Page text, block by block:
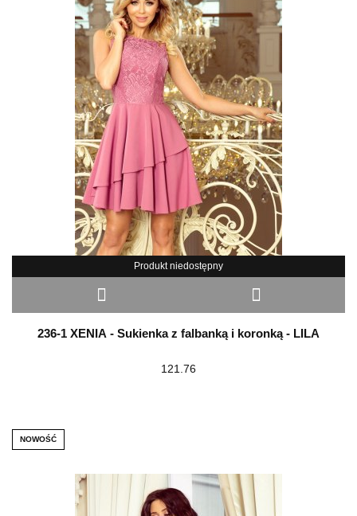
Produkt niedostępny
236-1 XENIA - Sukienka z falbanką i koronką - LILA
121.76
NOWOŚĆ